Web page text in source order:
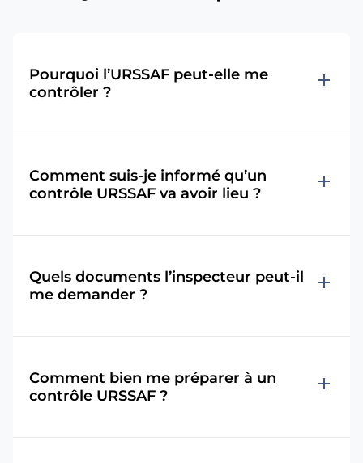
Pourquoi l’URSSAF peut-elle me
contrôler ?
add
Comment suis-je informé qu’un
contrôle URSSAF va avoir lieu ?
add
Quels documents l’inspecteur peut-il
me demander ?
add
Comment bien me préparer à un
contrôle URSSAF ?
add